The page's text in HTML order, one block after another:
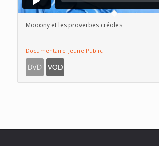
Mooony et les proverbes créoles
Documentaire Jeune Public